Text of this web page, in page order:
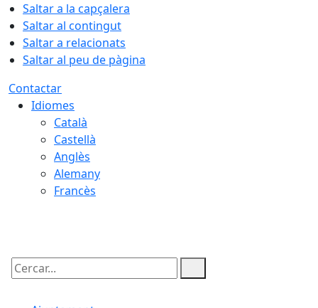
Saltar a la capçalera
Saltar al contingut
Saltar a relacionats
Saltar al peu de pàgina
Contactar
Idiomes
Català
Castellà
Anglès
Alemany
Francès
Cercar: